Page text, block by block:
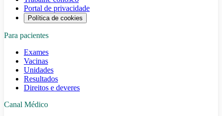
Portal de privacidade
Política de cookies
Para pacientes
Exames
Vacinas
Unidades
Resultados
Direitos e deveres
Canal Médico